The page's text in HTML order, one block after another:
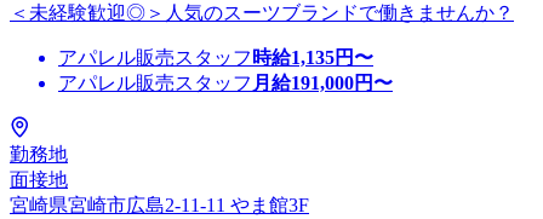
＜未経験歓迎◎＞人気のスーツブランドで働きませんか？
アパレル販売スタッフ 時給1,135円〜
アパレル販売スタッフ 月給191,000円〜
勤務地
面接地
宮崎県宮崎市広島2-11-11 やま館3F